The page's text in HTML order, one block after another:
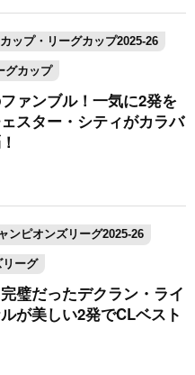
ップ・リーグカップ2025-26
グカップ
ァンブル！一気に2発を
スター・シティがカラバ
ンピオンズリーグ2025-26
ーグ
璧だったデクラン・ライ
が美しい2発でCLベスト